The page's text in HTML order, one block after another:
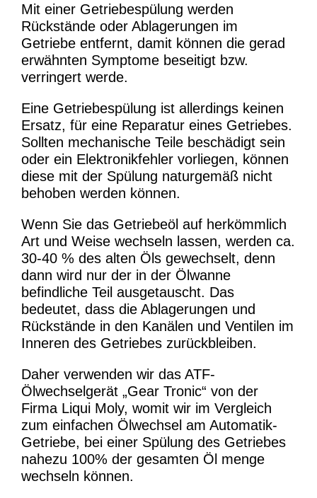
Mit einer Getriebespülung werden
Rückstände oder Ablagerungen im
Getriebe entfernt, damit können die gerad
erwähnten Symptome beseitigt bzw.
verringert werde.
Eine Getriebespülung ist allerdings keinen
Ersatz, für eine Reparatur eines Getriebes.
Sollten mechanische Teile beschädigt sein
oder ein Elektronikfehler vorliegen, können
diese mit der Spülung naturgemäß nicht
behoben werden können.
Wenn Sie das Getriebeöl auf herkömmlich
Art und Weise wechseln lassen, werden ca.
30-40 % des alten Öls gewechselt, denn
dann wird nur der in der Ölwanne
befindliche Teil ausgetauscht. Das
bedeutet, dass die Ablagerungen und
Rückstände in den Kanälen und Ventilen im
Inneren des Getriebes zurückbleiben.
Daher verwenden wir das ATF-
Ölwechselgerät „Gear Tronic“ von der
Firma Liqui Moly, womit wir im Vergleich
zum einfachen Ölwechsel am Automatik-
Getriebe, bei einer Spülung des Getriebes
nahezu 100% der gesamten Öl menge
wechseln können.